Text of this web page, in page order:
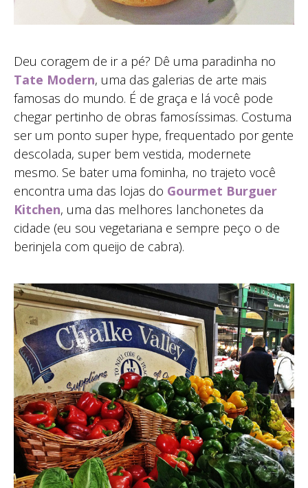
Deu coragem de ir a pé? Dê uma paradinha no
Tate Modern, uma das galerias de arte mais
famosas do mundo. É de graça e lá você pode
chegar pertinho de obras famosíssimas. Costuma
ser um ponto super hype, frequentado por gente
descolada, super bem vestida, modernete
mesmo. Se bater uma fominha, no trajeto você
encontra uma das lojas do Gourmet Burguer
Kitchen, uma das melhores lanchonetes da
cidade (eu sou vegetariana e sempre peço o de
berinjela com queijo de cabra).